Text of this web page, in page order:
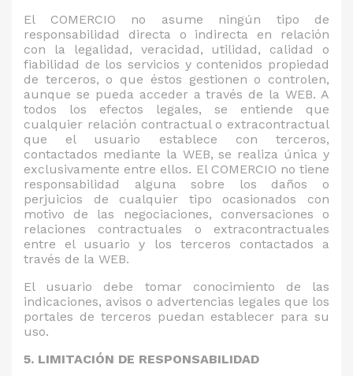
El COMERCIO no asume ningún tipo de
responsabilidad directa o indirecta en relación
con la legalidad, veracidad, utilidad, calidad o
fiabilidad de los servicios y contenidos propiedad
de terceros, o que éstos gestionen o controlen,
aunque se pueda acceder a través de la WEB. A
todos los efectos legales, se entiende que
cualquier relación contractual o extracontractual
que el usuario establece con terceros,
contactados mediante la WEB, se realiza única y
exclusivamente entre ellos. El COMERCIO no tiene
responsabilidad alguna sobre los daños o
perjuicios de cualquier tipo ocasionados con
motivo de las negociaciones, conversaciones o
relaciones contractuales o extracontractuales
entre el usuario y los terceros contactados a
través de la WEB.
El usuario debe tomar conocimiento de las
indicaciones, avisos o advertencias legales que los
portales de terceros puedan establecer para su
uso.
5. LIMITACIÓN DE RESPONSABILIDAD